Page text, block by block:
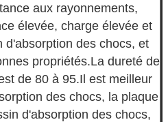
aux rayonnements,
élevée, charge élevée et
d'absorption des chocs, et
propriétés.La dureté de
de 80 à 95.Il est meilleur
des chocs, la plaque
d'absorption des chocs,